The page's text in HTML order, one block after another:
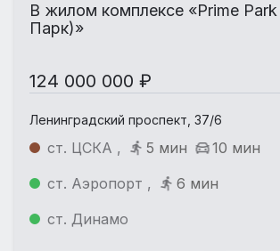
В жилом комплексе «Prime
Парк)»
124 000 000 ₽
Ленинградский проспект, 37/6
ст. ЦСКА , 5 мин
10 мин
ст. Аэропорт ,
6 мин
ст. Динамо